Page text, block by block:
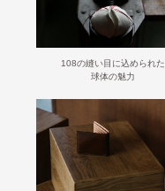
108の縫い目に込められた
球体の魅力